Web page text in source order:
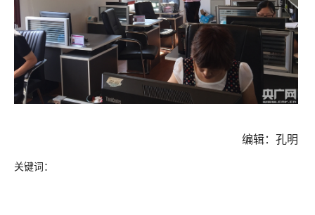
编辑：孔明
关键词：